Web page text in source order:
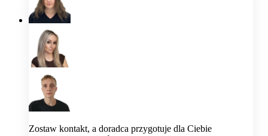
Zostaw kontakt, a doradca przygotuje dla Ciebie